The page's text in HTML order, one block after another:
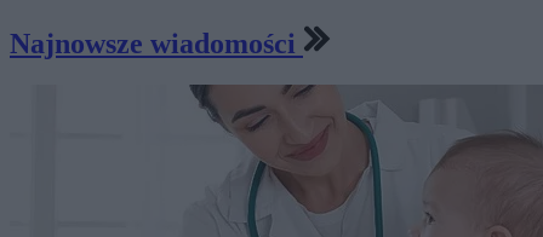
Najnowsze wiadomości